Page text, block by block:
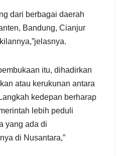
dari berbagai daerah
Bandung, Cianjur
itu, dihadirkan
atau kerukunan antara
kedepan berharap
lebih peduli
yang ada di
di Nusantara,”